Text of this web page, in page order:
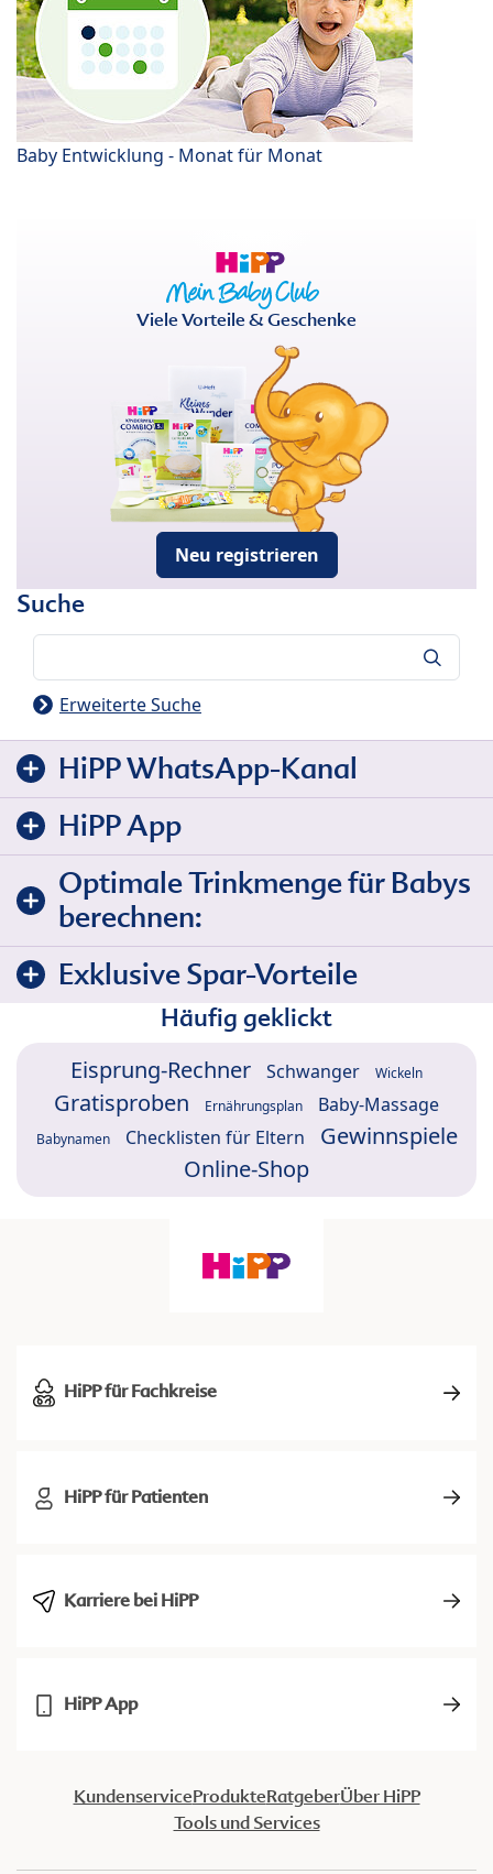
Baby Entwicklung - Monat für Monat
Viele Vorteile & Geschenke
Neu registrieren
Suche
Erweiterte Suche
HiPP WhatsApp-Kanal
HiPP App
Optimale Trinkmenge für Babys
berechnen:
Exklusive Spar-Vorteile
Häufig geklickt
Eisprung-Rechner Schwanger Wickeln
Gratisproben Ernährungsplan Baby-Massage
Babynamen Checklisten für Eltern
Gewinnspiele
Online-Shop
HiPP für Fachkreise
HiPP für Patienten
Karriere bei HiPP
HiPP App
KundenserviceProdukteRatgeberÜber HiPP
Tools und Services